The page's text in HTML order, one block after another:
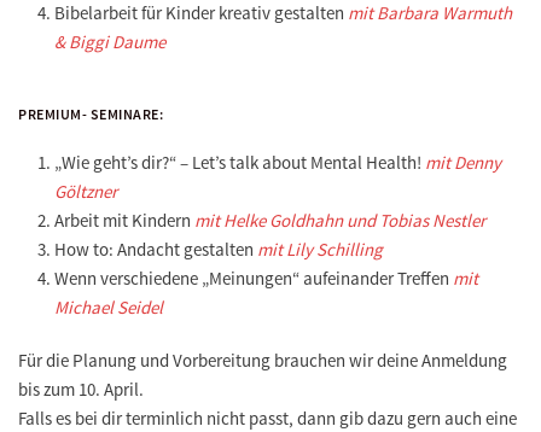
Bibelarbeit für Kinder kreativ gestalten mit Barbara Warmuth
& Biggi Daume
PREMIUM- SEMINARE:
„Wie geht’s dir?“ – Let’s talk about Mental Health! mit Denny
Göltzner
Arbeit mit Kindern mit Helke Goldhahn und Tobias Nestler
How to: Andacht gestalten mit Lily Schilling
Wenn verschiedene „Meinungen“ aufeinander Treffen mit
Michael Seidel
Für die Planung und Vorbereitung brauchen wir deineAnmeldung
bis zum 10. April.
Falls es bei dir terminlich nicht passt, dann gib dazu gern auch eine